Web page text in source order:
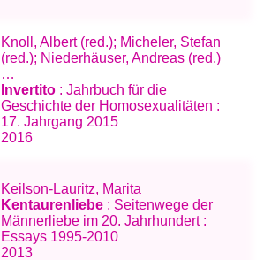
Knoll, Albert (red.); Micheler, Stefan
(red.); Niederhäuser, Andreas (red.)
…
Invertito : Jahrbuch für die
Geschichte der Homosexualitäten :
17. Jahrgang 2015
2016
Keilson-Lauritz, Marita
Kentaurenliebe : Seitenwege der
Männerliebe im 20. Jahrhundert :
Essays 1995-2010
2013